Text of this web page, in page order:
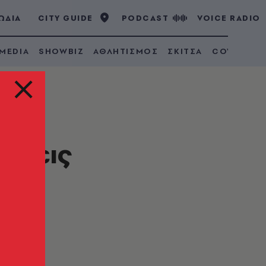
CITY GUIDE PODCAST VOICE RADIO
SHOWBIZ ΑΘΛΗΤΙΣΜΟΣ ΣΚΙΤΣΑ COVID 19